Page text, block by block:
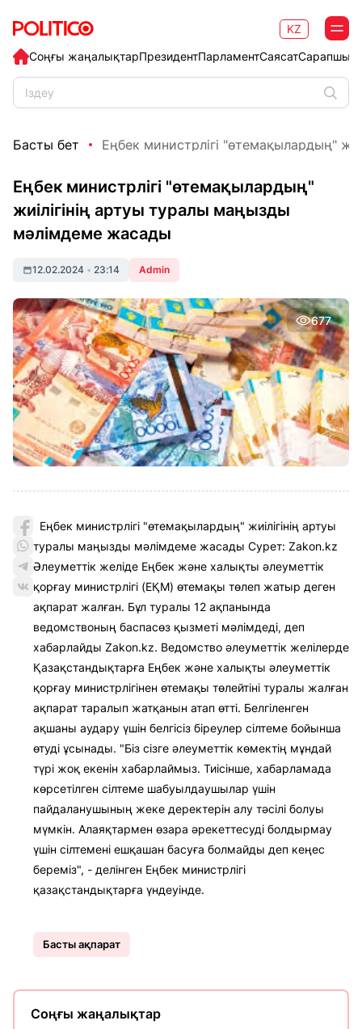
Соңғы жаңалықтарПрезидентПарламентСаясат
KZ
Басты бет Еңбек министрлігі "өтемақылардың"
Еңбек министрлігі "өтемақылардың"
жиілігінің артуы туралы маңызды
мәлімдеме жасады
12.02.2024 • 23:14 Admin
677
Еңбек министрлігі "өтемақылардың" жиілігінің артуы
туралы маңызды мәлімдеме жасады Сурет: Zakon.kz
Әлеуметтік желіде Еңбек және халықты әлеуметтік
қорғау министрлігі (ЕҚМ) өтемақы төлеп жатыр деген
ақпарат жалған. Бұл туралы 12 ақпанында
ведомствоның баспасөз қызметі мәлімдеді, деп
хабарлайды Zakon.kz. Ведомство әлеуметтік желілерде
Қазақстандықтарға Еңбек және халықты әлеуметтік
қорғау министрлігінен өтемақы төлейтіні туралы жалған
ақпарат таралып жатқанын атап өтті. Белгіленген
ақшаны аудару үшін белгісіз біреулер сілтеме бойынша
өтуді ұсынады. "Біз сізге әлеуметтік көмектің мұндай
түрі жоқ екенін хабарлаймыз. Тиісінше, хабарламада
көрсетілген сілтеме шабуылдаушылар үшін
пайдаланушының жеке деректерін алу тәсілі болуы
мүмкін. Алаяқтармен өзара әрекеттесуді болдырмау
үшін сілтемені ешқашан басуға болмайды деп кеңес
береміз", - делінген Еңбек министрлігі
қазақстандықтарға үндеуінде.
Басты ақпарат
Соңғы жаңалықтар